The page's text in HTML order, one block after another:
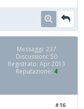
Messaggi: 237
Discussioni: 50
Registrato: Apr 2013
Reputazione: 4
#16